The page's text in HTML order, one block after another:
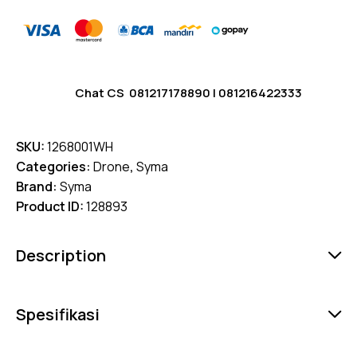
Chat CS 081217178890 | 081216422333
SKU:1268001WH
Categories: Drone, Syma
Brand: Syma
Product ID:128893
Description
Spesifikasi